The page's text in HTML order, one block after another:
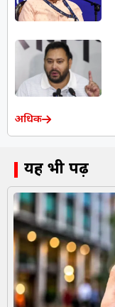
अधिक
यह भी पढ़ें